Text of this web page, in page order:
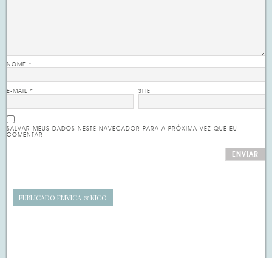
NOME*
E-MAIL* SITE
SALVAR MEUS DADOS NESTE NAVEGADOR PARA A PRÓXIMA VEZ QUE EU
COMENTAR.
PUBLICADO EMVICA & NICO